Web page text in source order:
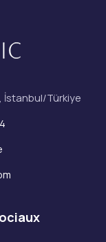
İstanbul/Türkiye